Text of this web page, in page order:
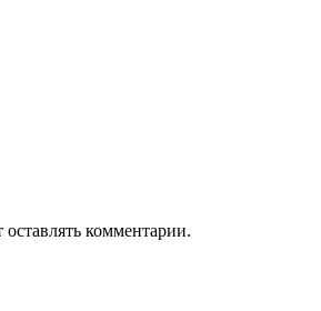
комментарии.